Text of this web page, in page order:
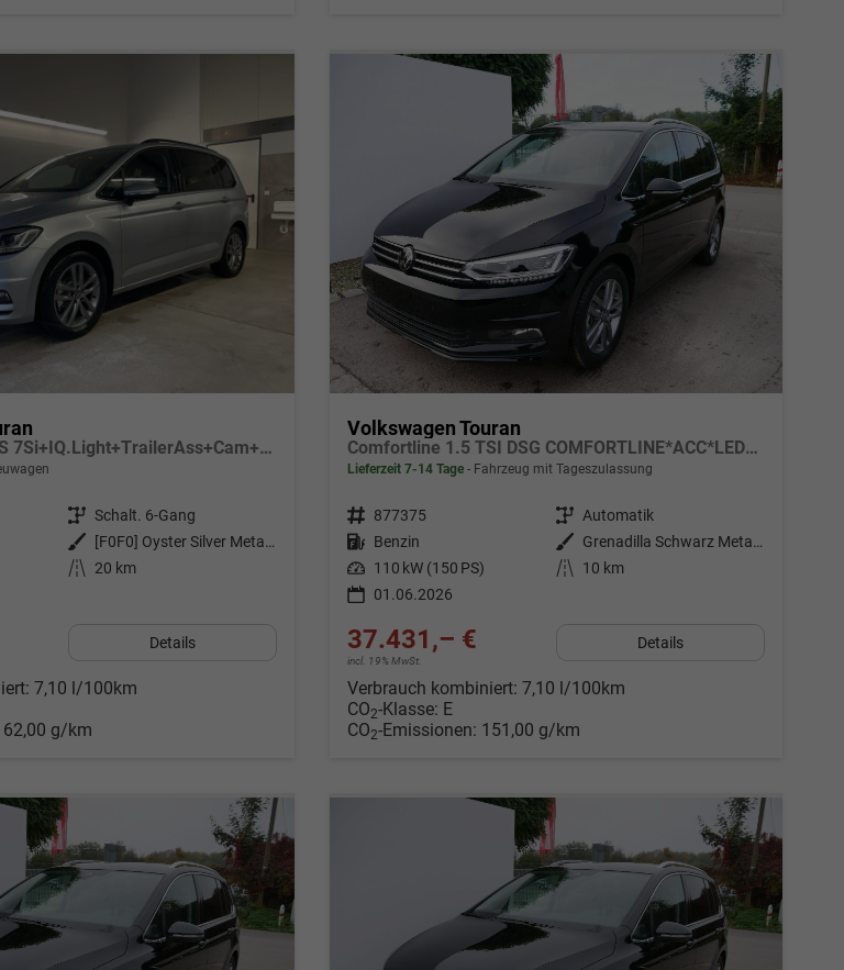
Comfortline 150PS 7Si+IQ.Light+TrailerAss+Cam+Navi+Kamera+Alarm+Kessy+App-Connect
Getriebe Schalt. 6-Gang
Außenfarbe
[F0F0] Oyster Silver Metallic
Kilometerstand 20 km
Details
7,10 l/100km
g/km
Volkswagen Touran
Comfortline 1.5 TSI DSG COMFORTLINE*ACC*LED*PDC*KAMERA*NAVI*SHZ* 7-SITZER 17-ZOLL
Lieferzeit 7-14 Tage Fahrzeug mit Tageszulassung
Fahrzeugnr. 877375 Getriebe Automatik
Kraftstoff Benzin Außenfarbe
Grenadilla Schwarz Metallic
Leistung 110 kW (150 PS) Kilometerstand
10 km
01.06.2026
37.431,– €
incl. 19% MwSt.
Details
Verbrauch kombiniert: 7,10 l/100km
CO2-Klasse: E
CO2-Emissionen: 151,00 g/km